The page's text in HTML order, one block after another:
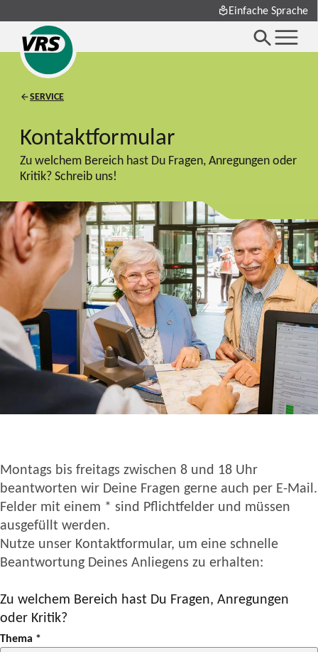
Einfache Sprache
SERVICE
Kontaktformular
Zu welchem Bereich hast Du Fragen, Anregungen oder
Kritik? Schreib uns!
Montags bis freitags zwischen 8 und 18 Uhr
beantworten wir Deine Fragen gerne auch per E-Mail.
Felder mit einem * sind Pflichtfelder und müssen
ausgefüllt werden.
Nutze unser Kontaktformular, um eine schnelle
Beantwortung Deines Anliegens zu erhalten:
Zu welchem Bereich hast Du Fragen, Anregungen
oder Kritik?
Thema *